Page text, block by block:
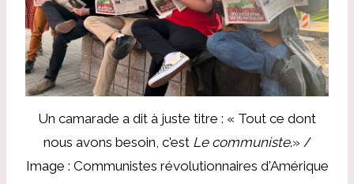
Un camarade a dit à juste titre : « Tout ce dont
nous avons besoin, c'est Le communiste.» /
Image : Communistes révolutionnaires d'Amérique